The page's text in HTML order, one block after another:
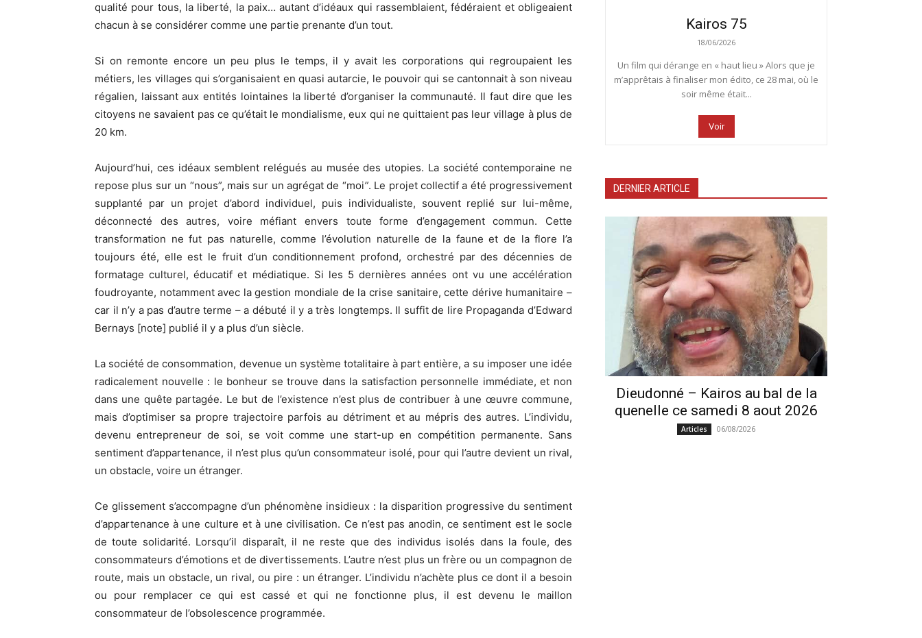
qualité pour tous, la liberté, la paix… autant d’idéaux qui rassemblaient, fédéraient et obligeaient
chacun à se considérer comme une partie prenante d’un tout.
Si on remonte encore un peu plus le temps, il y avait les corporations qui regroupaient les
métiers, les villages qui s’organisaient en quasi autarcie, le pouvoir qui se cantonnait à son niveau
régalien, laissant aux entités lointaines la liberté d’organiser la communauté. Il faut dire que les
citoyens ne savaient pas ce qu’était le mondialisme, eux qui ne quittaient pas leur village à plus de
20 km.
Aujourd’hui, ces idéaux semblent relégués au musée des utopies. La société contemporaine ne
repose plus sur un “nous”, mais sur un agrégat de “moi”. Le projet collectif a été progressivement
supplanté par un projet d’abord individuel, puis individualiste, souvent replié sur lui-même,
déconnecté des autres, voire méfiant envers toute forme d’engagement commun. Cette
transformation ne fut pas naturelle, comme l’évolution naturelle de la faune et de la flore l’a
toujours été, elle est le fruit d’un conditionnement profond, orchestré par des décennies de
formatage culturel, éducatif et médiatique. Si les 5 dernières années ont vu une accélération
foudroyante, notamment avec la gestion mondiale de la crise sanitaire, cette dérive humanitaire –
car il n’y a pas d’autre terme – a débuté il y a très longtemps. Il suffit de lire Propaganda d’Edward
Bernays [note] publié il y a plus d’un siècle.
La société de consommation, devenue un système totalitaire à part entière, a su imposer une idée
radicalement nouvelle : le bonheur se trouve dans la satisfaction personnelle immédiate, et non
dans une quête partagée. Le but de l’existence n’est plus de contribuer à une œuvre commune,
mais d’optimiser sa propre trajectoire parfois au détriment et au mépris des autres. L’individu,
devenu entrepreneur de soi, se voit comme une start-up en compétition permanente. Sans
sentiment d’appartenance, il n’est plus qu’un consommateur isolé, pour qui l’autre devient un rival,
un obstacle, voire un étranger.
Ce glissement s’accompagne d’un phénomène insidieux : la disparition progressive du sentiment
d’appartenance à une culture et à une civilisation. Ce n’est pas anodin, ce sentiment est le socle
de toute solidarité. Lorsqu’il disparaît, il ne reste que des individus isolés dans la foule, des
consommateurs d’émotions et de divertissements. L’autre n’est plus un frère ou un compagnon de
route, mais un obstacle, un rival, ou pire : un étranger. L’individu n’achète plus ce dont il a besoin
ou pour remplacer ce qui est cassé et qui ne fonctionne plus, il est devenu le maillon
consommateur de l’obsolescence programmée.
Kairos 75
18/06/2026
Un film qui dérange en « haut lieu » Alors que je
m’apprêtais à finaliser mon édito, ce 28 mai, où le
soir même était...
Voir
DERNIER ARTICLE
Dieudonné – Kairos au bal de la
quenelle ce samedi 8 aout 2026
Articles 06/08/2026